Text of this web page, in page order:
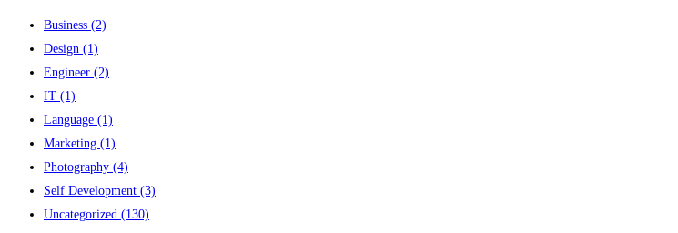
Business (2)
Design (1)
Engineer (2)
IT (1)
Language (1)
Marketing (1)
Photography (4)
Self Development (3)
Uncategorized (130)